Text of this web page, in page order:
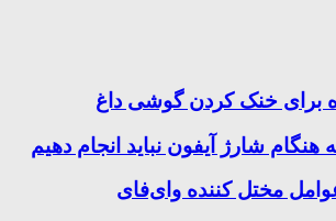
برای خنک کردن گوشی داغ
هنگام شارژ آیفون نباید انجام دهیم
مختل کننده وای‌فای